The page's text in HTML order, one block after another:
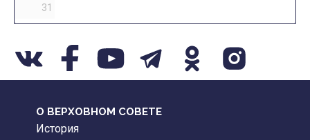
31
О ВЕРХОВНОМ СОВЕТЕ
История